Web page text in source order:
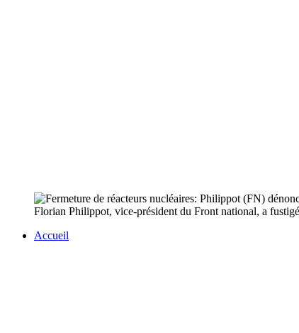
Florian Philippot, vice-président du Front national, a
Accueil